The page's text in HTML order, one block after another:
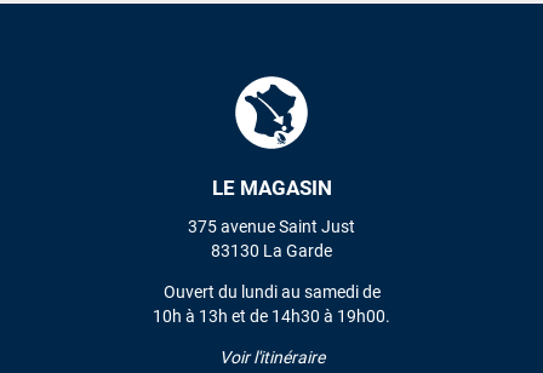
LE MAGASIN
375 avenue Saint Just
83130 La Garde
Ouvert du lundi au samedi de
10h à 13h et de 14h30 à 19h00.
Voir l'itinéraire